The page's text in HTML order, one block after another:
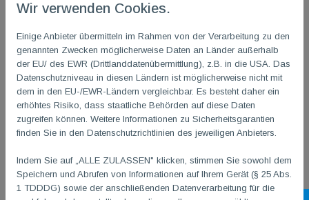
Showtanz
Tanzen
Tischtennis
Volleyball
Wandern
An wen richtet sich das
Wir verwenden Cookies.
Einige Anbieter übermitteln im Rahmen von der Verarbeitung zu den
genannten Zwecken möglicherweise Daten an Länder außerhalb
der EU/ des EWR (Drittlanddatenübermittlung), z.B. in die USA. Das
Datenschutzniveau in diesen Ländern ist möglicherweise nicht mit
dem in den EU-/EWR-Ländern vergleichbar. Es besteht daher ein
erhöhtes Risiko, dass staatliche Behörden auf diese Daten
zugreifen können. Weitere Informationen zu Sicherheitsgarantien
finden Sie in den Datenschutzrichtlinien des jeweiligen Anbieters.
Indem Sie auf „ALLE ZULASSEN" klicken, stimmen Sie sowohl dem
Speichern und Abrufen von Informationen auf Ihrem Gerät (§ 25 Abs.
1 TDDDG) sowie der anschließenden Datenverarbeitung für die